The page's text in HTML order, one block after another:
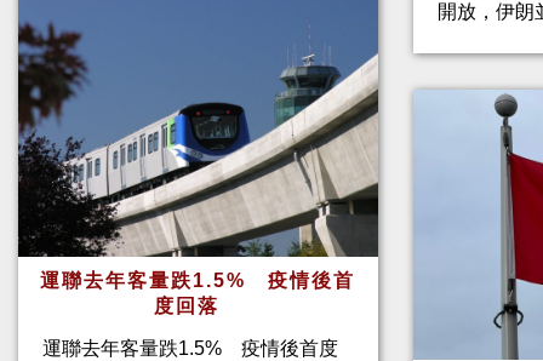
運聯去年客量跌1.5% 疫情後首
度回落
運聯去年客量跌1.5% 疫情後首度
開放，伊